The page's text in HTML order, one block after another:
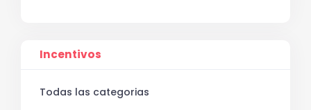
Incentivos
Todas las categorias